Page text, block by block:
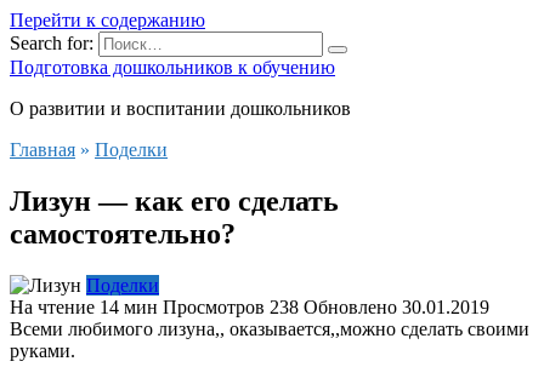
Перейти к содержанию
Search for:
Подготовка дошкольников к обучению
О развитии и воспитании дошкольников
Главная » Поделки
Лизун — как его сделать
самостоятельно?
Поделки
На чтение 14 мин Просмотров 238 Обновлено 30.01.2019
Всеми любимого лизуна,, оказывается,,можно сделать своими
руками.